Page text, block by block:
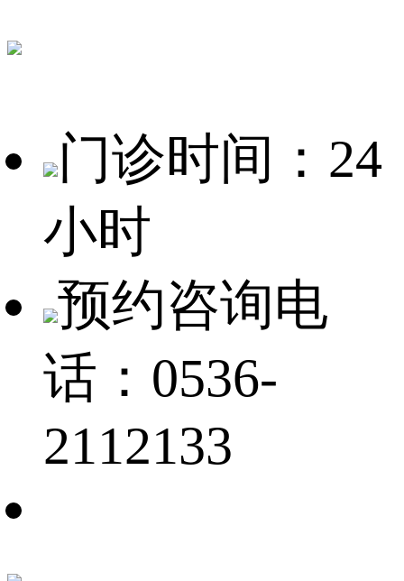
门诊时间：24
小时
预约咨询电
话：0536-
2112133